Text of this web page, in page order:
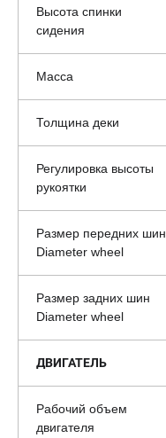
Высота спинки
сидения
Масса
Толщина деки
Регулировка высоты
рукоятки
Размер передних шин
Diameter wheel
Размер задних шин
Diameter wheel
ДВИГАТЕЛЬ
Рабочий объем
двигателя